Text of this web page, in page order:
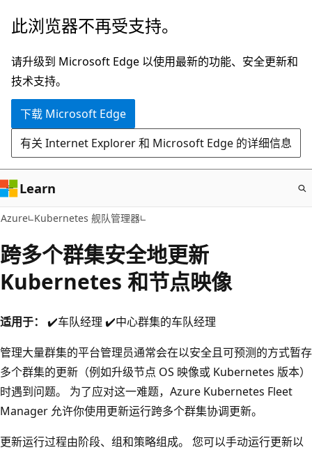
跳
主
要
内
此浏览器不再受支持。
请升级到 Microsoft Edge 以使用最新的功能、安全更新和
技术支持。
下载 Microsoft Edge
有关 Internet Explorer 和 Microsoft Edge 的详细信息
Learn
Azure Kubernetes 舰队管理器
跨多个群集安全地更新
Kubernetes 和节点映像
适用于：
✔️车队经理 ✔️中心群集的车队经理
管理大量群集的平台管理员通常会在以安全且可预测的方式暂存
多个群集的更新（例如升级节点 OS 映像或 Kubernetes 版本）
时遇到问题。 为了应对这一难题，Azure Kubernetes Fleet
Manager 允许你使用更新运行跨多个群集协调更新。
更新运行过程由阶段、组和策略组成。 您可以手动运行更新以